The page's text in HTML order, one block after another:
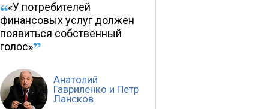
«У потребителей
финансовых услуг должен
появиться собственный
голос»
Анатолий
Гавриленко и Петр
Лансков